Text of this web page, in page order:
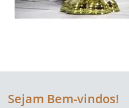
Sejam Bem-vindos!